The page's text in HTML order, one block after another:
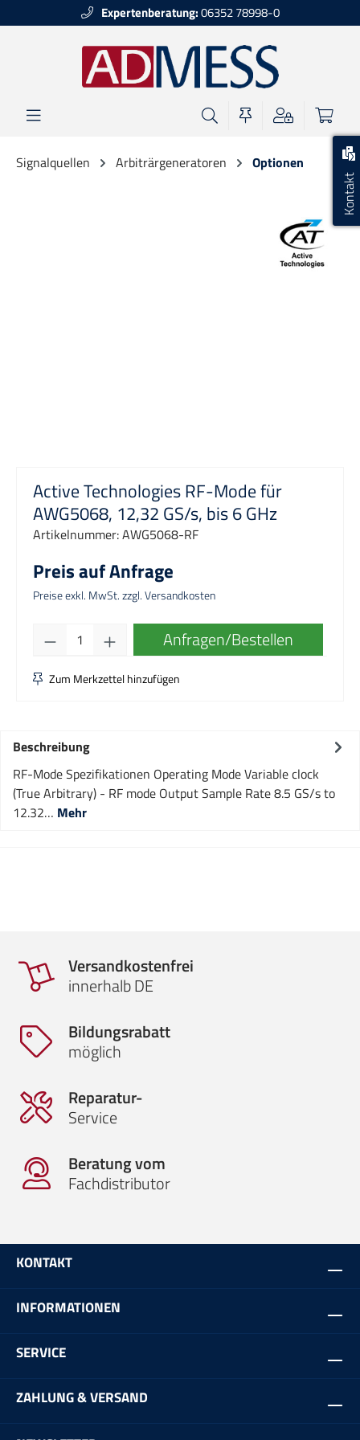
Kontakt
Expertenberatung:06352 78998-0
Signalquellen Arbiträrgeneratoren Optionen
Active Technologies RF-Mode für
AWG5068, 12,32 GS/s, bis 6 GHz
Artikelnummer:AWG5068-RF
Preis auf Anfrage
Preise exkl. MwSt. zzgl. Versandkosten
Produkt Anzahl: Gib den gewünschten
Anfragen/Bestellen
Zum Merkzettel hinzufügen
Beschreibung
RF-Mode Spezifikationen Operating Mode Variable clock
(True Arbitrary) - RF mode Output Sample Rate 8.5 GS/s to
12.32… Mehr
Versandkostenfrei
innerhalb DE
Bildungsrabatt
möglich
Reparatur-
Service
Beratung vom
Fachdistributor
KONTAKT
INFORMATIONEN
SERVICE
ZAHLUNG & VERSAND